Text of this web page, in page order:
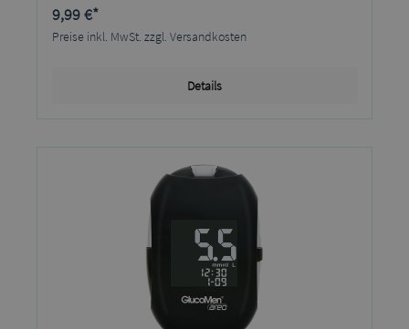
9,99 €*
Preise inkl. MwSt. zzgl. Versandkosten
Details